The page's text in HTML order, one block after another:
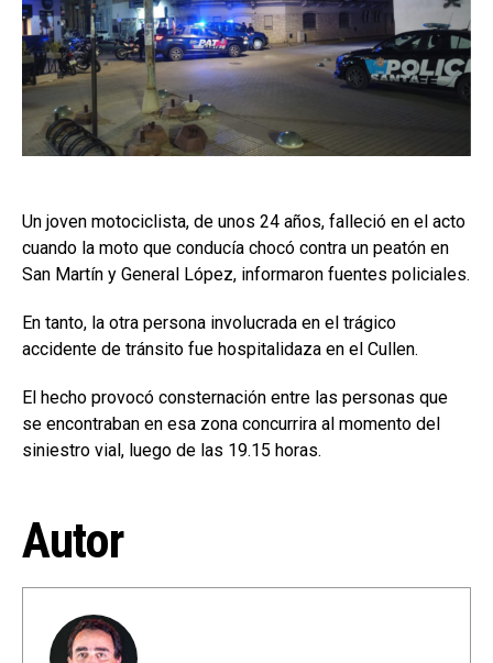
Un joven motociclista, de unos 24 años, falleció en el acto
cuando la moto que conducía chocó contra un peatón en
San Martín y General López, informaron fuentes policiales.
En tanto, la otra persona involucrada en el trágico
accidente de tránsito fue hospitalidaza en el Cullen.
El hecho provocó consternación entre las personas que
se encontraban en esa zona concurrira al momento del
siniestro vial, luego de las 19.15 horas.
Autor